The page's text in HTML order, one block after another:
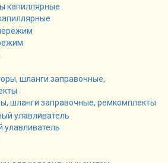
шланги заправочные, ремкомплекты
улавливатель